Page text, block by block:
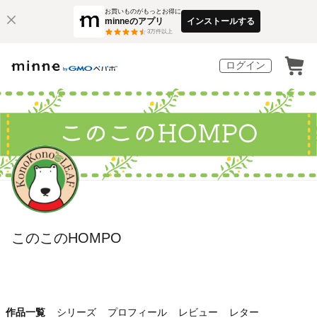
お買いものがもっとお得に
minneのアプリ
3万件以上
インストールする
ログイン
このこのHOMPO
作品一覧 シリーズ プロフィール レビュー レター